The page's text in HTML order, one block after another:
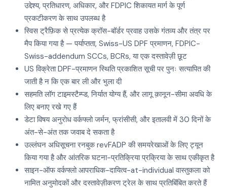
उद्देश्य, प्रतिधारण, अधिकार, और FDPIC शिकायत मार्ग के पूर्ण
प्रकटीकरण के साथ उपलब्ध है
स्विस ट्रैफ़िक से प्रत्येक क्रॉस-बॉर्डर प्रवाह उसके गंतव्य और तंत्र पर
मैप किया गया है — पर्याप्तता, Swiss-US DPF प्रमाणन, FDPIC-
Swiss-addendum SCCs, BCRs, या एक दस्तावेज़ी छूट
US विक्रेता DPF-प्रमाणन स्थिति प्रकाशित सूची पर पुनः सत्यापित की
जाती है न कि एक बार ली और भुला दी
सहमति लॉग टाइमस्टैम्प्ड, निर्यात योग्य हैं, और लागू क़ानून-सीमा अवधि के
लिए बनाए रखे गए हैं
डेटा विषय अनुरोध वर्कफ्लो जर्मन, फ्रांसीसी, और इतालवी में 30 दिनों के
अंत-से-अंत तक जवाब दे सकता है
उल्लंघन अधिसूचना रनबुक revFADP की समयरेखाओं के लिए ट्यून
किया गया है और आंतरिक घटना-प्रतिक्रिया प्रक्रिया के साथ एकीकृत है
साइन-ऑफ वर्कफ्लो आपराधिक-दायित्व-at-individual वास्तुकला को
नामित अनुमोदकों और दस्तावेज़ीकरण ट्रेल के साथ प्रतिबिंबित करते हैं